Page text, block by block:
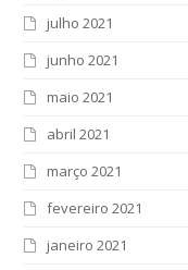
julho 2021
junho 2021
maio 2021
abril 2021
março 2021
fevereiro 2021
janeiro 2021